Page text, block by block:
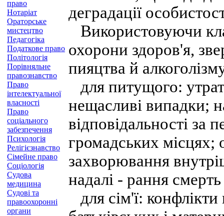
право
Нотаріат
Ораторське
мистецтво
Педагогіка
Податкове право
Політологія
Порівняльне
правознавство
Право
інтелектуальної
власності
Право
соціального
забезпечення
Психологія
Релігієзнавство
Сімейне право
Соціологія
Судова
медицина
Судові та
правоохоронні
органи
деградації
Використовуючи
охорони здоров'я,
пияцтва й
для питущого:
нещасливі випадки;
відповідальності за
громадських місцях;
захворювання
надалі - рання
для сім'ї: